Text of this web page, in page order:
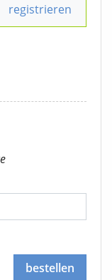
registrieren
bestellen